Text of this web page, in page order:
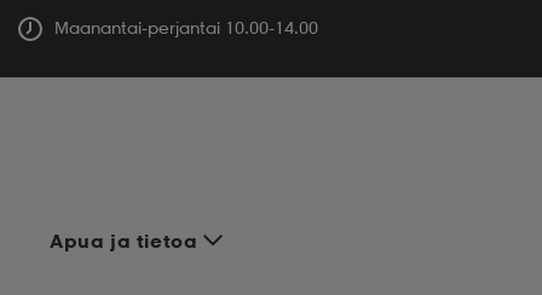
Maanantai-perjantai 10.00-14.00
Apua ja tietoa